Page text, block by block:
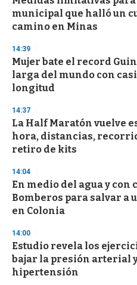
o
f
3
s
e
c
o
n
municipal que halló un
camino en Minas
14:39
Mujer bate el record
larga del mundo con
longitud
14:37
La Half Maratón vuelve
hora, distancias,
retiro de kits
14:04
En medio del agua y con
Bomberos para salvar a
en Colonia
14:00
Estudio revela los
bajar la presión arterial
hipertensión